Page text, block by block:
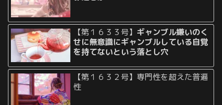
【第１６３３号】 ギャンブル嫌いのく
せに無意識にギャンブルしている自覚
を持てないという落とし穴
【第１６３２号】専門性を超えた普遍
性